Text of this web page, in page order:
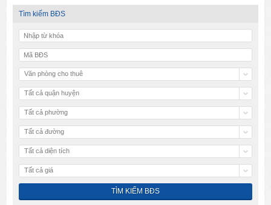
Tìm kiếm BĐS
Văn phòng cho thuê
Tất cả quận huyện
Tất cả phường
Tất cả đường
Tất cả diện tích
Tất cả giá